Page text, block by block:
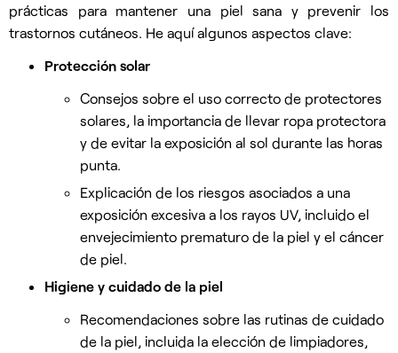
prácticas para mantener una piel sana y prevenir los
trastornos cutáneos He aquí algunos aspectos clave:
Protección solar
Consejos sobre el uso correcto de protectores
solares, la importancia de llevar ropa protectora
y de evitar la exposición al sol durante las horas
punta.
Explicación de los riesgos asociados a una
exposición excesiva a los rayos UV, incluido el
envejecimiento prematuro de la piel y el cáncer
de piel.
Higiene y cuidado de la piel
Recomendaciones sobre las rutinas de cuidado
de la piel, incluida la elección de limpiadores,